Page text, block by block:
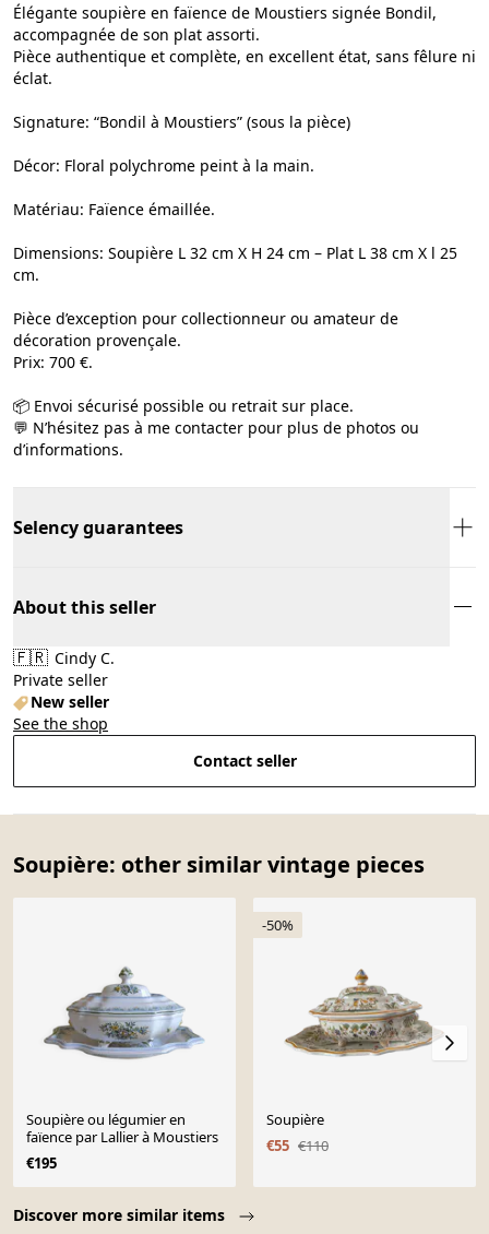
Élégante soupière en faïence de Moustiers signée Bondil,
accompagnée de son plat assorti.
Pièce authentique et complète, en excellent état, sans fêlure ni
éclat.
Signature: “Bondil à Moustiers” (sous la pièce)
Décor: Floral polychrome peint à la main.
Matériau: Faïence émaillée.
Dimensions: Soupière L 32 cm X H 24 cm – Plat L 38 cm X l 25
cm.
Pièce d’exception pour collectionneur ou amateur de
décoration provençale.
Prix: 700 €.
📦 Envoi sécurisé possible ou retrait sur place.
💬 N’hésitez pas à me contacter pour plus de photos ou
d’informations.
Selency guarantees
About this seller
🇫🇷 Cindy C.
Private seller
New seller
See the shop
Contact seller
Soupière: other similar vintage pieces
Discover more similar items
Soupière ou légumier en
faïence par Lallier à Moustiers
€195
-50%
Soupière
€55 €110